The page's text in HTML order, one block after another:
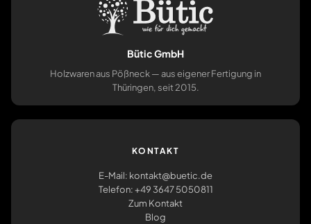
Bütic GmbH
Holzwaren aus Pößneck — aus eigener Fertigung in
Thüringen, seit 2015.
KONTAKT
E-Mail: kontakt@buetic.de
Telefon: +49 3647 5050811
Zum Kontakt
Blog